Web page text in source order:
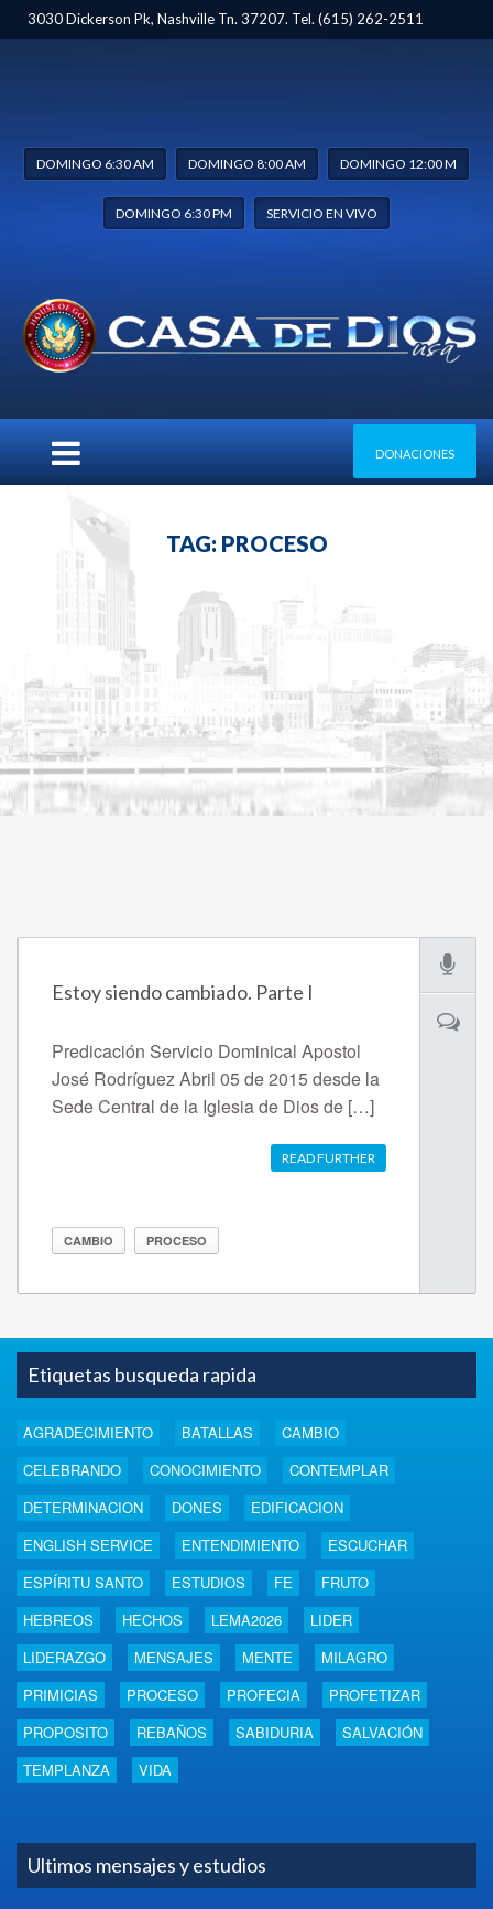
3030 Dickerson Pk, Nashville Tn. 37207. Tel. (615) 262-2511
DOMINGO 6:30 AM DOMINGO 8:00 AM DOMINGO 12:00 M
DOMINGO 6:30 PM SERVICIO EN VIVO
DONACIONES
TAG: PROCESO
Estoy siendo cambiado. Parte I
Predicación Servicio Dominical Apostol
José Rodríguez Abril 05 de 2015 desde la
Sede Central de la Iglesia de Dios de […]
READ FURTHER
CAMBIO PROCESO
Etiquetas busqueda rapida
AGRADECIMIENTO BATALLAS
CAMBIO
CELEBRANDO
CONOCIMIENTO
CONTEMPLAR
DETERMINACION
DONES
EDIFICACION
ENGLISH SERVICE
ENTENDIMIENTO
ESCUCHAR
ESPÍRITU SANTO
ESTUDIOS FE
FRUTO
HEBREOS
HECHOS LEMA2026
LIDER
LIDERAZGO
MENSAJES MENTE
MILAGRO
PRIMICIAS
PROCESO PROFECIA
PROFETIZAR
PROPOSITO
REBAÑOS SABIDURIA
SALVACIÓN
TEMPLANZA
VIDA
Ultimos mensajes y estudios